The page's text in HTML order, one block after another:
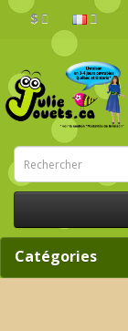
$
Catégories